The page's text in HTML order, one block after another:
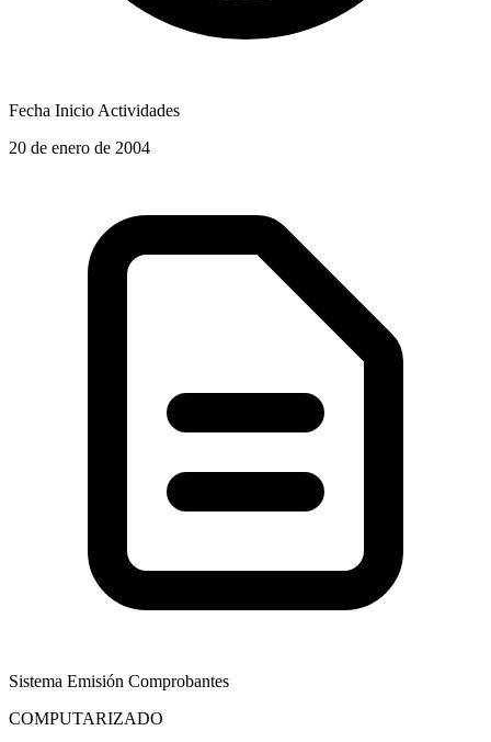
Fecha Inicio Actividades
20 de enero de 2004
Sistema Emisión Comprobantes
COMPUTARIZADO